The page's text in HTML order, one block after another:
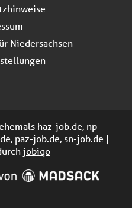
Niedersachsen
haz-job.de, np-
paz-job.de, sn-job.de |
jobiqo